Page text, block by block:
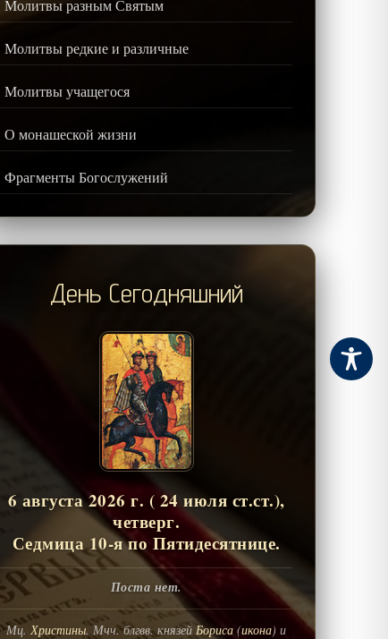
Молитвы разным Святым
Молитвы редкие и различные
Молитвы учащегося
О монашеской жизни
Фрагменты Богослужений
День Сегодняшний
6 августа 2026 г. ( 24 июля ст.ст.),
четверг.
Седмица 10-я по Пятидесятнице.
Поста нет.
Мц.Христины. Мчч. блгвв. князейБориса (икона) и